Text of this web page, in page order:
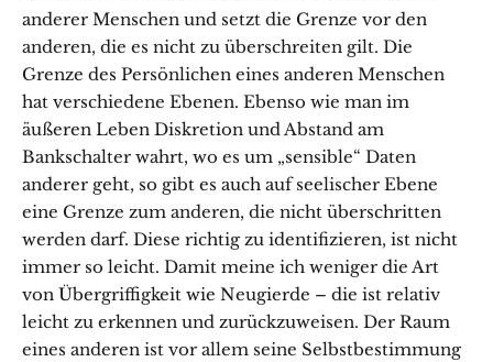
anderer Menschen und setzt die Grenze vor den
anderen, die es nicht zu überschreiten gilt. Die
Grenze des Persönlichen eines anderen Menschen
hat verschiedene Ebenen. Ebenso wie man im
äußeren Leben Diskretion und Abstand am
Bankschalter wahrt, wo es um „sensible“ Daten
anderer geht, so gibt es auch auf seelischer Ebene
eine Grenze zum anderen, die nicht überschritten
werden darf. Diese richtig zu identifizieren, ist nicht
immer so leicht. Damit meine ich weniger die Art
von Übergriffigkeit wie Neugierde – die ist relativ
leicht zu erkennen und zurückzuweisen. Der Raum
eines anderen ist vor allem seine Selbstbestimmung